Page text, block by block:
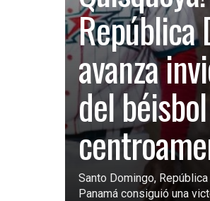
República
avanza
del béisbol
Santo Domingo,
Panamá consiguió una